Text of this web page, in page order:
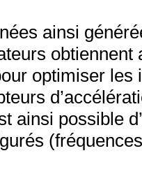
ainsi
optimiser
ainsi possible